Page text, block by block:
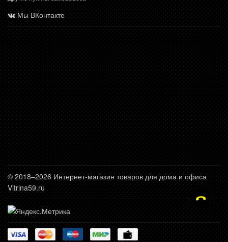
Мы ВКонтакте
© 2018–2026 Интернет-магазин товаров для дома и офиса
Vitrina59.ru